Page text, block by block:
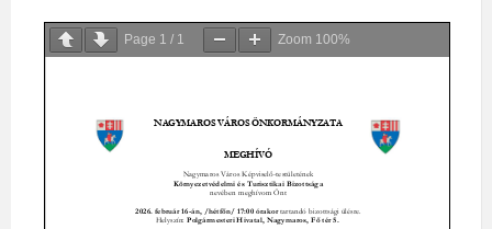
Page 1 / 1 Zoom 100%